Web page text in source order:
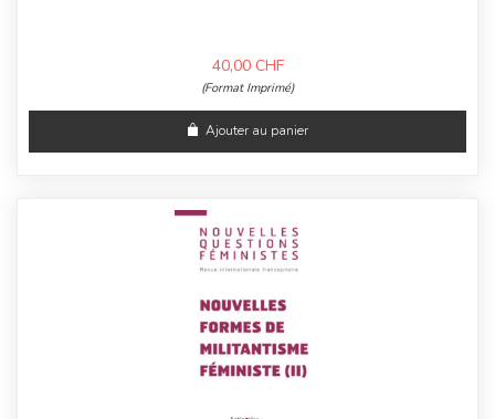
40,00 CHF
(Format Imprimé)
Ajouter au panier